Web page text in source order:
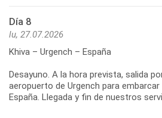
Día 8
lu, 27.07.2026
Khiva – Urgench – España
Desayuno. A la hora prevista, salida
aeropuerto de Urgench para
España. Llegada y fin de nuestros